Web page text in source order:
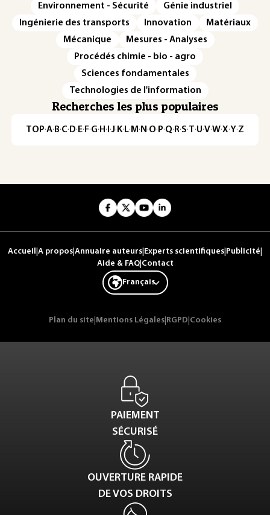
Environnement - Sécurité
Génie industriel
Ingénierie des transports
Innovation
Matériaux
Mécanique
Mesures - Analyses
Procédés chimie - bio - agro
Sciences fondamentales
Technologies de l'information
Recherches les plus populaires
TOP·A·B·C· D· E· F·G· H · ·J· K· L· M · N ·O· P·Q· R·S·T·U·V·W·X·Y·Z
Accueil A propos Annuaire auteurs Experts scientifiques Publicité
Aide & FAQ| Contact
Français
Plan du site Mentions Légales RGPD Cookies
PAIEMENT
SÉCURISÉ
OUVERTURE RAPIDE
DE VOS DROITS